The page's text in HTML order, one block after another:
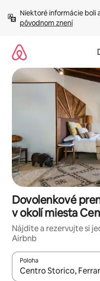
obsah.
Niektoré informácie boli
pôvodnom znení
Dovolenkové
v okolí miesta
Nájdite a rezervujte si
Airbnb
Poloha
Keď budú výsledky k